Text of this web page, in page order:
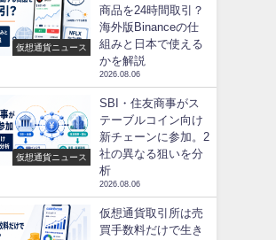
仮想通貨ニュース
商品を24時間取引？
海外版Binanceの仕
組みと日本で使える
かを解説
2026.08.06
仮想通貨ニュース
SBI・住友商事がス
テーブルコイン向け
新チェーンに参加。2
社の異なる狙いを分
析
2026.08.06
仮想通貨取引所は売
買手数料だけで生き